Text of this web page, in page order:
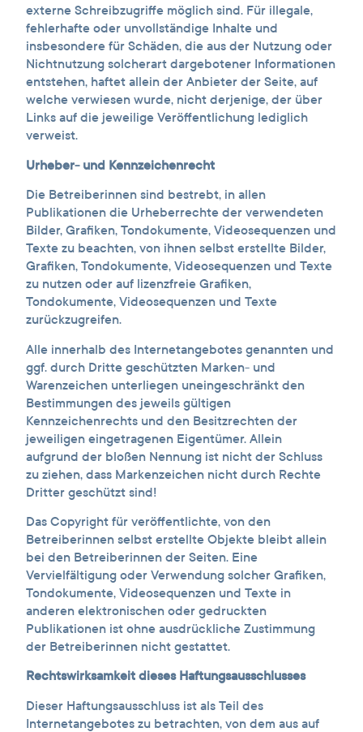
externe Schreibzugriffe möglich sind. Für illegale,
fehlerhafte oder unvollständige Inhalte und
insbesondere für Schäden, die aus der Nutzung oder
Nichtnutzung solcherart dargebotener Informationen
entstehen, haftet allein der Anbieter der Seite, auf
welche verwiesen wurde, nicht derjenige, der über
Links auf die jeweilige Veröffentlichung lediglich
verweist.
Urheber- und Kennzeichenrecht
Die Betreiberinnen sind bestrebt, in allen
Publikationen die Urheberrechte der verwendeten
Bilder, Grafiken, Tondokumente, Videosequenzen und
Texte zu beachten, von ihnen selbst erstellte Bilder,
Grafiken, Tondokumente, Videosequenzen und Texte
zu nutzen oder auf lizenzfreie Grafiken,
Tondokumente, Videosequenzen und Texte
zurückzugreifen.
Alle innerhalb des Internetangebotes genannten und
ggf. durch Dritte geschützten Marken- und
Warenzeichen unterliegen uneingeschränkt den
Bestimmungen des jeweils gültigen
Kennzeichenrechts und den Besitzrechten der
jeweiligen eingetragenen Eigentümer. Allein
aufgrund der bloßen Nennung ist nicht der Schluss
zu ziehen, dass Markenzeichen nicht durch Rechte
Dritter geschützt sind!
Das Copyright für veröffentlichte, von den
Betreiberinnen selbst erstellte Objekte bleibt allein
bei den Betreiberinnen der Seiten. Eine
Vervielfältigung oder Verwendung solcher Grafiken,
Tondokumente, Videosequenzen und Texte in
anderen elektronischen oder gedruckten
Publikationen ist ohne ausdrückliche Zustimmung
der Betreiberinnen nicht gestattet.
Rechtswirksamkeit dieses Haftungsausschlusses
Dieser Haftungsausschluss ist als Teil des
Internetangebotes zu betrachten, von dem aus auf